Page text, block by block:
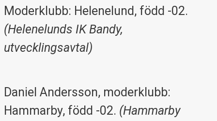
Moderklubb: Helenelund, född -02.
(Helenelunds IK Bandy,
utvecklingsavtal)
Daniel Andersson, moderklubb:
Hammarby, född -02. (Hammarby